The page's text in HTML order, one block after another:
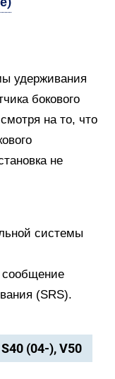
удерживания
бокового
на то, что
не
системы
сообщение
(SRS).
(04-), V50